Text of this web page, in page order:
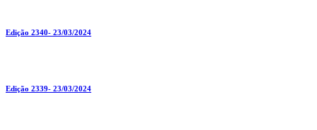
Edição 2340- 23/03/2024
Edição 2339- 23/03/2024